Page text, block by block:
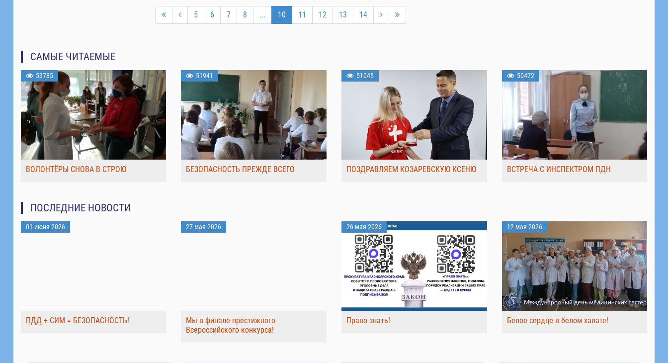
5 6 7 8 ... 10 11 12 13 14
САМЫЕ ЧИТАЕМЫЕ
53785
ВОЛОНТЁРЫ СНОВА В СТРОЮ
51941
БЕЗОПАСНОСТЬ ПРЕЖДЕ ВСЕГО
51045
ПОЗДРАВЛЯЕМ КОЗАРЕВСКУЮ КСЕНЮ
50472
ВСТРЕЧА С ИНСПЕКТРОМ ПДН
ПОСЛЕДНИЕ НОВОСТИ
01 июня 2026
ПДД + СИМ = БЕЗОПАСНОСТЬ!
27 мая 2026
Мы в финале престижного
Всероссийского конкурса!
26 мая 2026
Право знать!
12 мая 2026
Белое сердце в белом халате!